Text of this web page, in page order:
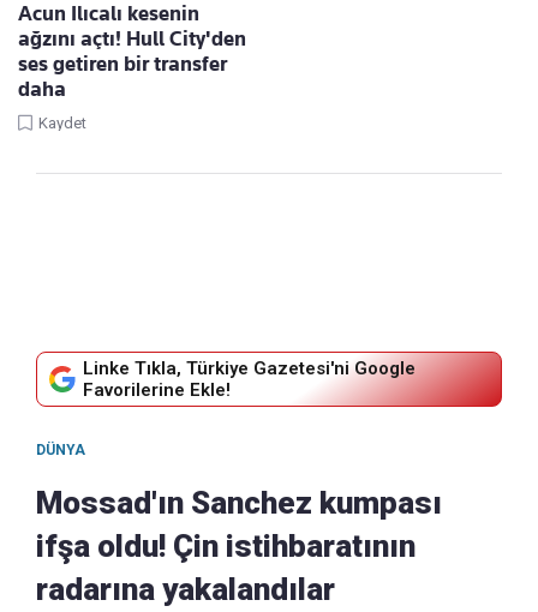
Acun Ilıcalı kesenin
ağzını açtı! Hull City'den
ses getiren bir transfer
daha
Kaydet
Linke Tıkla, Türkiye Gazetesi'ni Google
Favorilerine Ekle!
DÜNYA
Mossad'ın Sanchez kumpası
ifşa oldu! Çin istihbaratının
radarına yakalandılar